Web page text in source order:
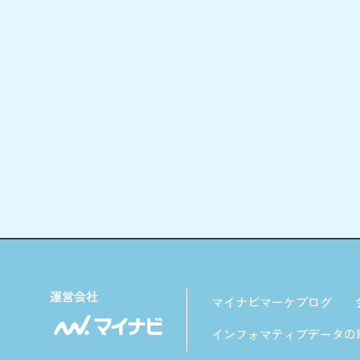
マイナビマーケブログ
インフォマティブデータ